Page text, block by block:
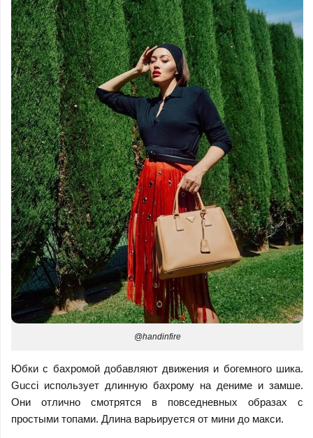
@handinfire
Юбки с бахромой добавляют движения и богемного шика.
Gucci использует длинную бахрому на дениме и замше.
Они отлично смотрятся в повседневных образах с
простыми топами. Длина варьируется от мини до макси.